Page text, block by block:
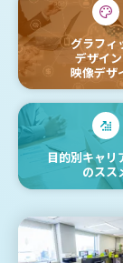
グラフィ
デザイン
映像デザ
目的別キャリ
のスス